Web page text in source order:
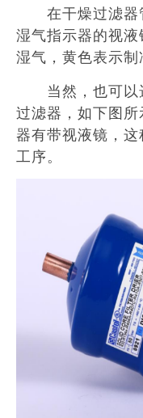
在干燥过滤器
湿气指示器的视
湿气，黄色表示制
当然，也可以
过滤器，如下图
器有带视液镜，
工序。